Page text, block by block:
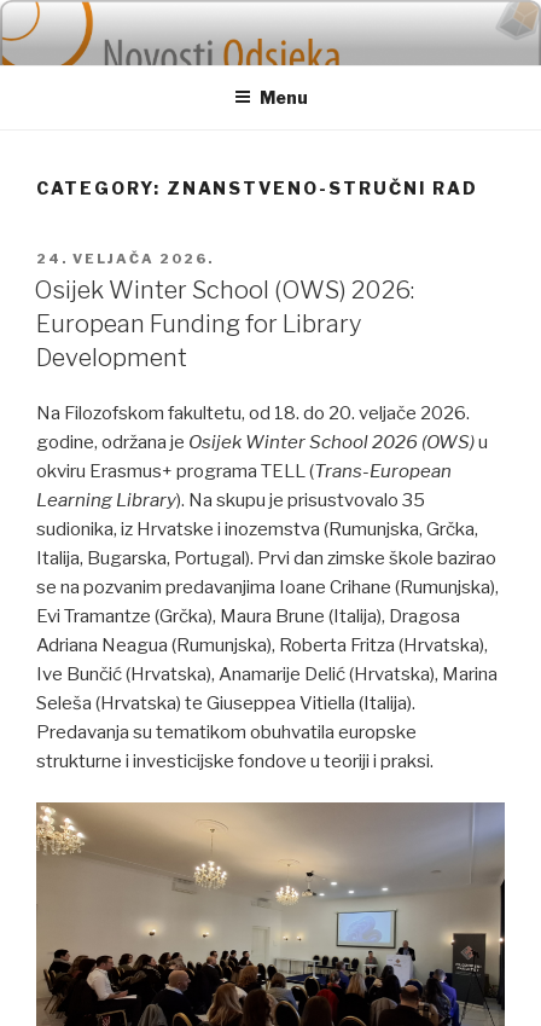
Skip
to
content
Menu
CATEGORY: ZNANSTVENO-STRUČNI RAD
POSTED
ON
24. VELJAČA 2026.
Osijek Winter School (OWS) 2026:
European Funding for Library
Development
Na Filozofskom fakultetu, od 18. do 20. veljače 2026.
godine, održana je Osijek Winter School 2026 (OWS)u
okviru Erasmus+ programa TELL (Trans-European
Learning Library). Na skupu je prisustvovalo 35
sudionika, iz Hrvatske i inozemstva (Rumunjska, Grčka,
Italija, Bugarska, Portugal). Prvi dan zimske škole bazirao
se na pozvanim predavanjima Ioane Crihane (Rumunjska),
Evi Tramantze (Grčka), Maura Brune (Italija), Dragosa
Adriana Neagua (Rumunjska), Roberta Fritza (Hrvatska),
Ive Bunčić (Hrvatska), Anamarije Delić (Hrvatska), Marina
Seleša (Hrvatska) te Giuseppea Vitiella (Italija).
Predavanja su tematikom obuhvatila europske
strukturne i investicijske fondove u teoriji i praksi.